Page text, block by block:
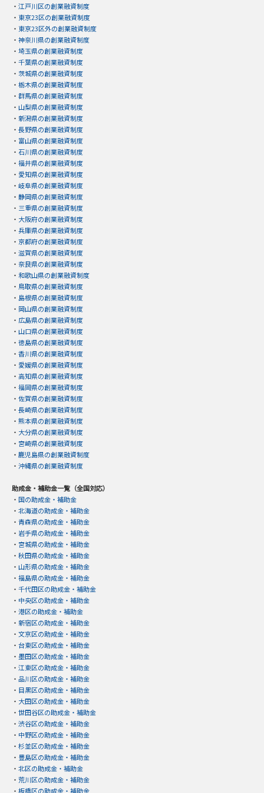
・ 江戸川区の創業融資制度
・ 東京23区の創業融資制度
・ 東京23区外の創業融資制度
・ 神奈川県の創業融資制度
・ 埼玉県の創業融資制度
・ 千葉県の創業融資制度
・ 茨城県の創業融資制度
・ 栃木県の創業融資制度
・ 群馬県の創業融資制度
・ 山梨県の創業融資制度
・ 新潟県の創業融資制度
・ 長野県の創業融資制度
・ 富山県の創業融資制度
・ 石川県の創業融資制度
・ 福井県の創業融資制度
・ 愛知県の創業融資制度
・ 岐阜県の創業融資制度
・ 静岡県の創業融資制度
・ 三重県の創業融資制度
・ 大阪府の創業融資制度
・ 兵庫県の創業融資制度
・ 京都府の創業融資制度
・ 滋賀県の創業融資制度
・ 奈良県の創業融資制度
・ 和歌山県の創業融資制度
・ 鳥取県の創業融資制度
・ 島根県の創業融資制度
・ 岡山県の創業融資制度
・ 広島県の創業融資制度
・ 山口県の創業融資制度
・ 徳島県の創業融資制度
・ 香川県の創業融資制度
・ 愛媛県の創業融資制度
・ 高知県の創業融資制度
・ 福岡県の創業融資制度
・ 佐賀県の創業融資制度
・ 長崎県の創業融資制度
・ 熊本県の創業融資制度
・ 大分県の創業融資制度
・ 宮崎県の創業融資制度
・ 鹿児島県の創業融資制度
・ 沖縄県の創業融資制度
助成金・補助金一覧（全国対応）
・ 国の助成金・補助金
・ 北海道の助成金・補助金
・ 青森県の助成金・補助金
・ 岩手県の助成金・補助金
・ 宮城県の助成金・補助金
・ 秋田県の助成金・補助金
・ 山形県の助成金・補助金
・ 福島県の助成金・補助金
・ 千代田区の助成金・補助金
・ 中央区の助成金・補助金
・ 港区の助成金・補助金
・ 新宿区の助成金・補助金
・ 文京区の助成金・補助金
・ 台東区の助成金・補助金
・ 墨田区の助成金・補助金
・ 江東区の助成金・補助金
・ 品川区の助成金・補助金
・ 目黒区の助成金・補助金
・ 大田区の助成金・補助金
・ 世田谷区の助成金・補助金
・ 渋谷区の助成金・補助金
・ 中野区の助成金・補助金
・ 杉並区の助成金・補助金
・ 豊島区の助成金・補助金
・ 北区の助成金・補助金
・ 荒川区の助成金・補助金
・ 板橋区の助成金・補助金